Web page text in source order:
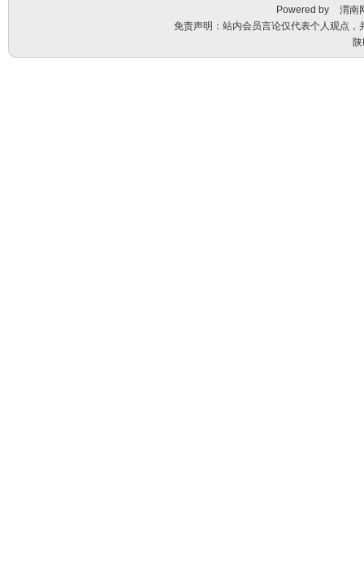
Powered by
渭南
免责声明：站内会员言论仅代表个人观点